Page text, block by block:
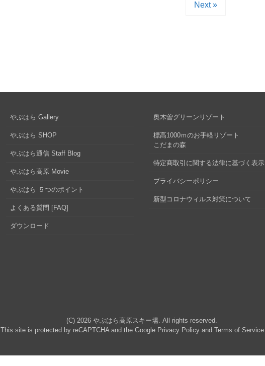
Next »
やぶはら Gallery
やぶはら SHOP
やぶはら通信 Staff Blog
やぶはら高原 Movie
やぶはら ５つのポイント
よくある質問 [FAQ]
ダウンロード
奥木曽グリーンリゾート
標高1000ｍのお手軽リゾート
こだまの森
特定商取引に関する法律に基づく表示
プライバシーポリシー
新型コロナウィルス対策について
(C) 2026 やぶはら高原スキー場 . All rights reserved.
This site is protected by reCAPTCHA and the Google Privacy Policy and Terms of Service